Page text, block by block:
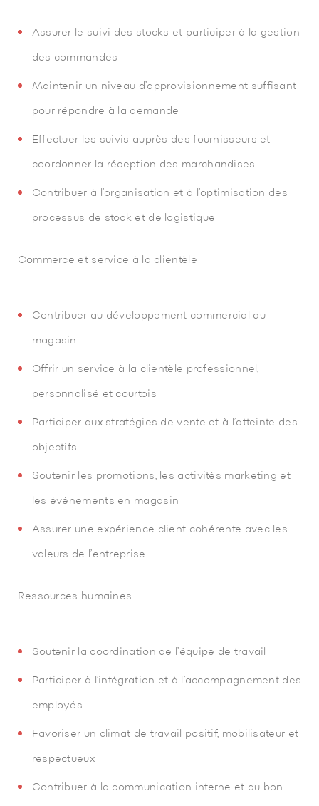
Assurer le suivi des stocks et participer à la gestion
des commandes
Maintenir un niveau d’approvisionnement suffisant
pour répondre à la demande
Effectuer les suivis auprès des fournisseurs et
coordonner la réception des marchandises
Contribuer à l’organisation et à l’optimisation des
processus de stock et de logistique
Commerce et service à la clientèle
Contribuer au développement commercial du
magasin
Offrir un service à la clientèle professionnel,
personnalisé et courtois
Participer aux stratégies de vente et à l’atteinte des
objectifs
Soutenir les promotions, les activités marketing et
les événements en magasin
Assurer une expérience client cohérente avec les
valeurs de l’entreprise
Ressources humaines
Soutenir la coordination de l’équipe de travail
Participer à l’intégration et à l’accompagnement des
employés
Favoriser un climat de travail positif, mobilisateur et
respectueux
Contribuer à la communication interne et au bon